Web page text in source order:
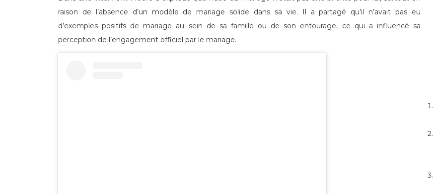
raison de l’absence d’un modèle de mariage solide dans sa vie. Il a partagé qu’il n’avait pas eu
d’exemples positifs de mariage au sein de sa famille ou de son entourage, ce qui a influencé sa
perception de l’engagement officiel par le mariage.